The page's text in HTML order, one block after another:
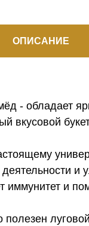
ОПИСАНИЕ
- обладает
вкусовой
деятельности
иммунитет и
полезен